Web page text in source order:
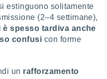
estinguono solitamente
(2–4 settimane),
è spesso tardiva anche
confusi con forme
un rafforzamento